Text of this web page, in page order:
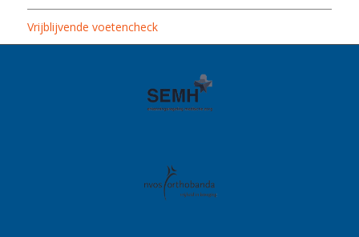
Vrijblijvende voetencheck